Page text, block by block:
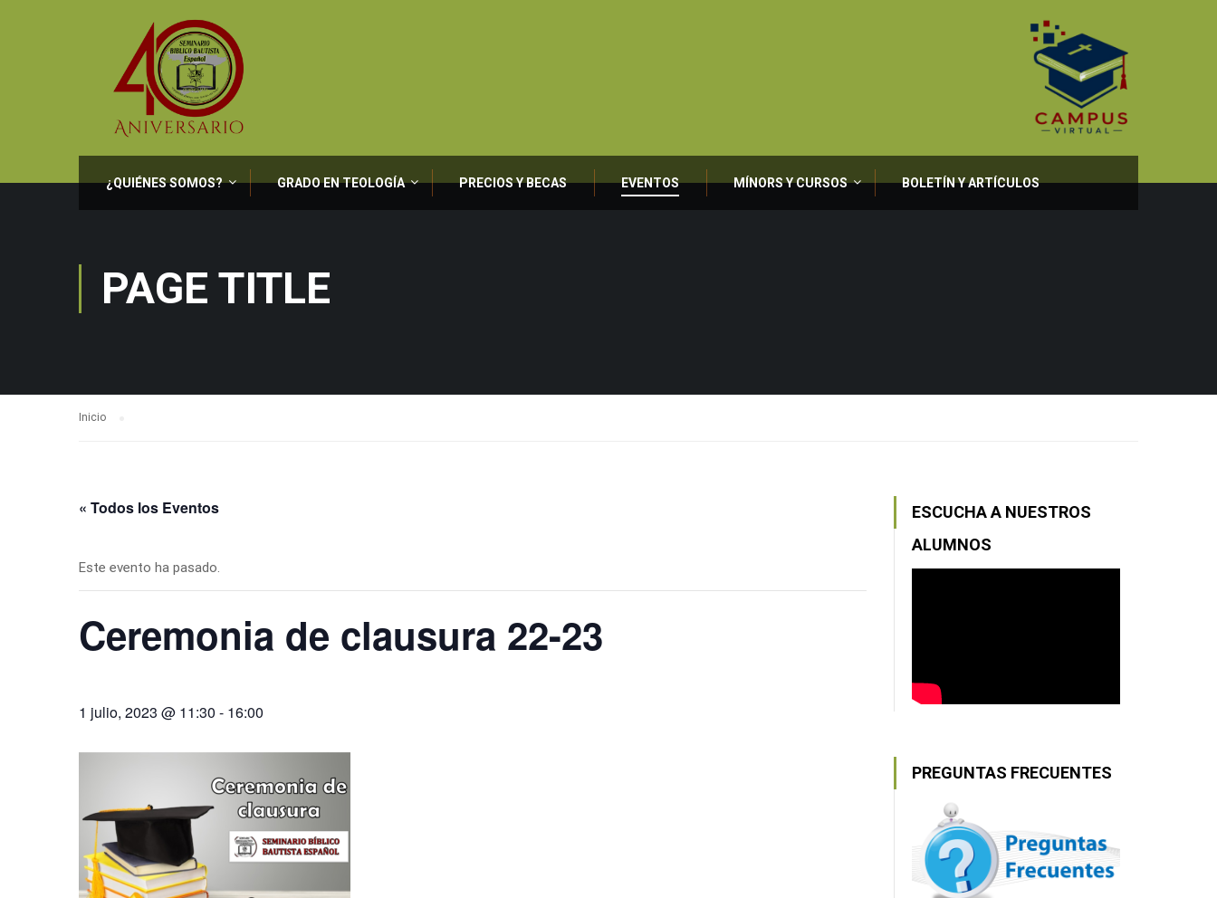
¿QUIÉNES SOMOS? GRADO EN TEOLOGÍA PRECIOS Y BECAS EVENTOS MÍNORS Y CURSOS BOLETÍN Y ARTÍCULOS
PAGE TITLE
Inicio
« Todos los Eventos
Este evento ha pasado.
Ceremonia de clausura 22-23
1 julio, 2023 @ 11:30 - 16:00
ESCUCHA A NUESTROS
ALUMNOS
PREGUNTAS FRECUENTES